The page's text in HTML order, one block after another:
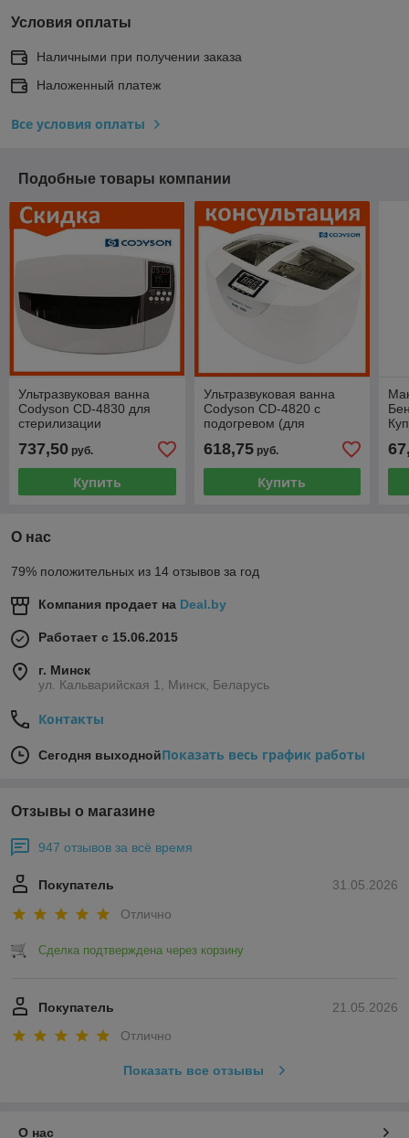
Условия оплаты
Наличными при получении заказа
Наложенный платеж
Все условия оплаты
Подобные товары компании
Ультразвуковая ванна
Codyson CD-4830 для
стерилизации
подогревом
737,50 руб.
Купить
Ультразвуковая ванна
Codyson CD-4820 с
подогревом (для
инструментов)
618,75руб.
Купить
О нас
79% положительных из 14 отзывов за год
Компания продает на Deal.by
Работает с 15.06.2015
г. Минск
ул. Кальварийская 1, Минск, Беларусь
Контакты
Сегодня выходнойПоказать весь график работы
Отзывы о магазине
947 отзывов за всё время
31.05.2026
Покупатель
Отлично
Сделка подтверждена через корзину
21.05.2026
Покупатель
Отлично
Показать все отзывы
О нас